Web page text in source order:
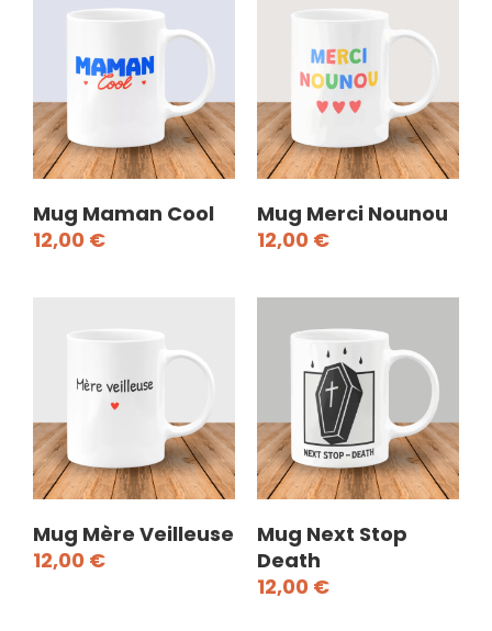
Mug Maman Cool
12,00 €
Mug Merci Nounou
12,00 €
Mug Mère Veilleuse
12,00 €
Mug Next Stop
Death
12,00 €